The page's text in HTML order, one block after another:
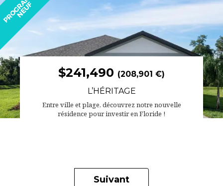
$241,490 (208,901 €)
L’HÉRITAGE
Entre ville et plage, découvrez notre nouvelle
résidence pour investir en Floride !
Suivant